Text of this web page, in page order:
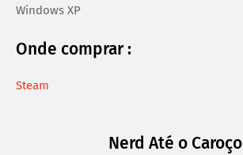
Windows XP
Onde comprar :
Steam
Nerd Até o Caroço